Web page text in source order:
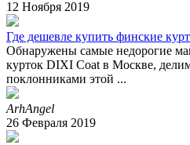
12 Ноября 2019
Где дешевле купить финские
Обнаружены самые недорогие
курток DIXI Coat в Москве,
поклонниками этой ...
ArhAngel
26 Февраля 2019